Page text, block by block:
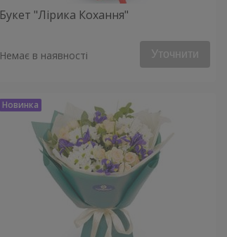
Букет "Лірика Кохання"
Немає в наявності Уточнити